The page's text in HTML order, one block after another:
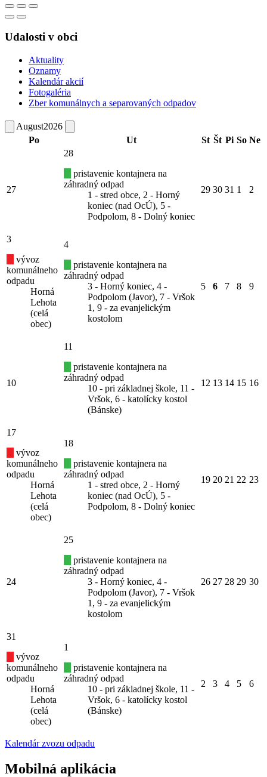
Udalosti v obci
Aktuality
Oznamy
Kalendár akcií
Fotogaléria
Zber komunálnych a separovaných odpadov
August2026
Po
Ut St Št Pi So Ne
27
28
pristavenie kontajnera na
záhradný odpad
1 - stred obce, 2 - Horný
koniec (nad OcÚ), 5 -
Podpolom, 8 - Dolný koniec
29 30 31 1 2
3
vývoz
komunálneho
odpadu
Horná
Lehota
(celá
obec)
4
pristavenie kontajnera na
záhradný odpad
3 - Horný koniec, 4 -
Podpolom (Javor), 7 - Vršok
1, 9 - za evanjelickým
kostolom
5 6 7 8 9
10
11
pristavenie kontajnera na
záhradný odpad
10 - pri základnej škole, 11 -
Vršok, 6 - katolícky kostol
(Bánske)
12 13 14 15 16
17
vývoz
komunálneho
odpadu
Horná
Lehota
(celá
obec)
18
pristavenie kontajnera na
záhradný odpad
1 - stred obce, 2 - Horný
koniec (nad OcÚ), 5 -
Podpolom, 8 - Dolný koniec
19 20 21 22 23
24
25
pristavenie kontajnera na
záhradný odpad
3 - Horný koniec, 4 -
Podpolom (Javor), 7 - Vršok
1, 9 - za evanjelickým
kostolom
26 27 28 29 30
31
vývoz
komunálneho
odpadu
Horná
Lehota
(celá
obec)
1
pristavenie kontajnera na
záhradný odpad
10 - pri základnej škole, 11 -
Vršok, 6 - katolícky kostol
(Bánske)
2 3 4 5 6
Kalendár zvozu odpadu
Mobilná aplikácia